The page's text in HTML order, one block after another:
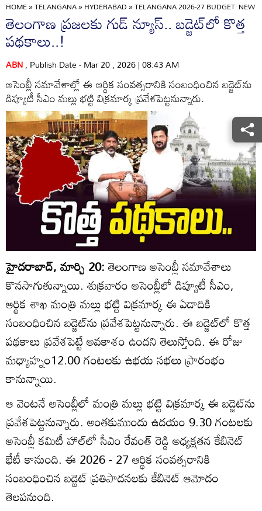
HOME»TELANGANA»HYDERABAD»TELANGANA 2026-27 BUDGET: NEW
తెలంగాణ ప్రజలకు గుడ్ న్యూస్.. బడ్జెట్‌లో కొత్త
పథకాలు..!
ABN, Publish Date - Mar 20 , 2026 | 08:43 AM
అసెంబ్లీ సమావేశాల్లో ఈ ఆర్థిక సంవత్సరానికి సంబంధించిన బడ్జెట్‌‌ను
డిప్యూటీ సీఎం మల్లు భట్టి విక్రమార్క ప్రవేశపెట్టనున్నారు.
హైదరాబాద్, మార్చి 20:తెలంగాణ అసెంబ్లీ సమావేశాలు
కొనసాగుతున్నాయి. శుక్రవారం అసెంబ్లీలో డిప్యూటీ సీఎం,
ఆర్థిక శాఖ మంత్రి మల్లు భట్టి విక్రమార్క ఈ ఏడాదికి
సంబంధించిన బడ్జెట్‌‌ను ప్రవేశపెట్టనున్నారు. ఈ బడ్జెట్‌లో కొత్త
పథకాలు ప్రవేశపెట్టే అవకాశం ఉందని తెలుస్తోంది. ఈ రోజు
మధ్యాహ్నం12.00 గంటలకు ఉభయ సభలు ప్రారంభం
కానున్నాయి.
ఆ వెంటనే అసెంబ్లీలో మంత్రి మల్లు భట్టి విక్రమార్క ఈ బడ్జెట్‌ను
ప్రవేశపెట్టనున్నారు. అంతకుముందు ఉదయం 9.30 గంటలకు
అసెంబ్లీ కమిటీ హాల్‌లో సీఎం రేవంత్ రెడ్డి అధ్యక్షతన కేబినెట్
భేటీ కానుంది. ఈ 2026 - 27 ఆర్థిక సంవత్సరానికి
సంబంధించిన బడ్జెట్ ప్రతిపాదనలకు కేబినెట్ ఆమోదం
తెలపనుంది.